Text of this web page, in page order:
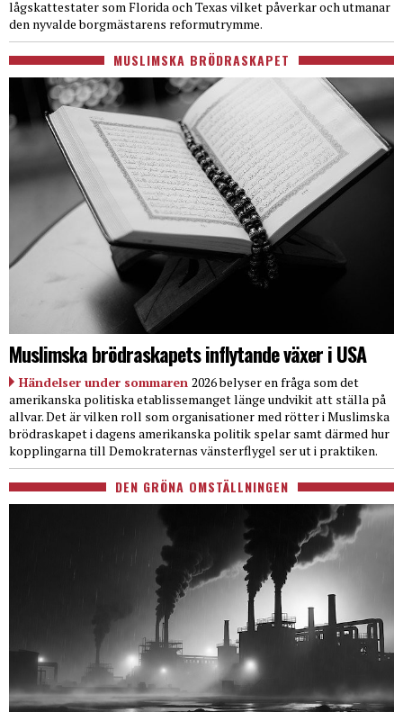
lågskattestater som Florida och Texas vilket påverkar och utmanar
den nyvalde borgmästarens reformutrymme.
MUSLIMSKA BRÖDRASKAPET
Muslimska brödraskapets inflytande växer i USA
Händelser under sommaren 2026 belyser en fråga som det
amerikanska politiska etablissemanget länge undvikit att ställa på
allvar. Det är vilken roll som organisationer med rötter i Muslimska
brödraskapet i dagens amerikanska politik spelar samt därmed hur
kopplingarna till Demokraternas vänsterflygel ser ut i praktiken.
DEN GRÖNA OMSTÄLLNINGEN